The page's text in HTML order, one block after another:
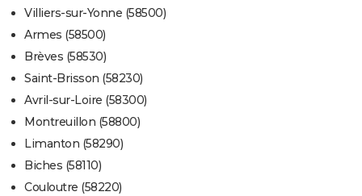
Villiers-sur-Yonne (58500)
Armes (58500)
Brèves (58530)
Saint-Brisson (58230)
Avril-sur-Loire (58300)
Montreuillon (58800)
Limanton (58290)
Biches (58110)
Couloutre (58220)